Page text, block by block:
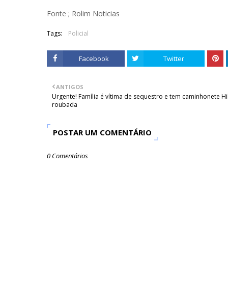
Fonte ; Rolim Noticias
Tags: Policial
Facebook Twitter
ANTIGOS
Urgente! Família é vítima de sequestro e tem caminhonete
roubada
POSTAR UM COMENTÁRIO
0 Comentários